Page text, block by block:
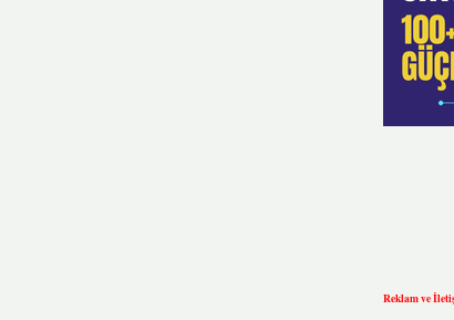
Reklam ve